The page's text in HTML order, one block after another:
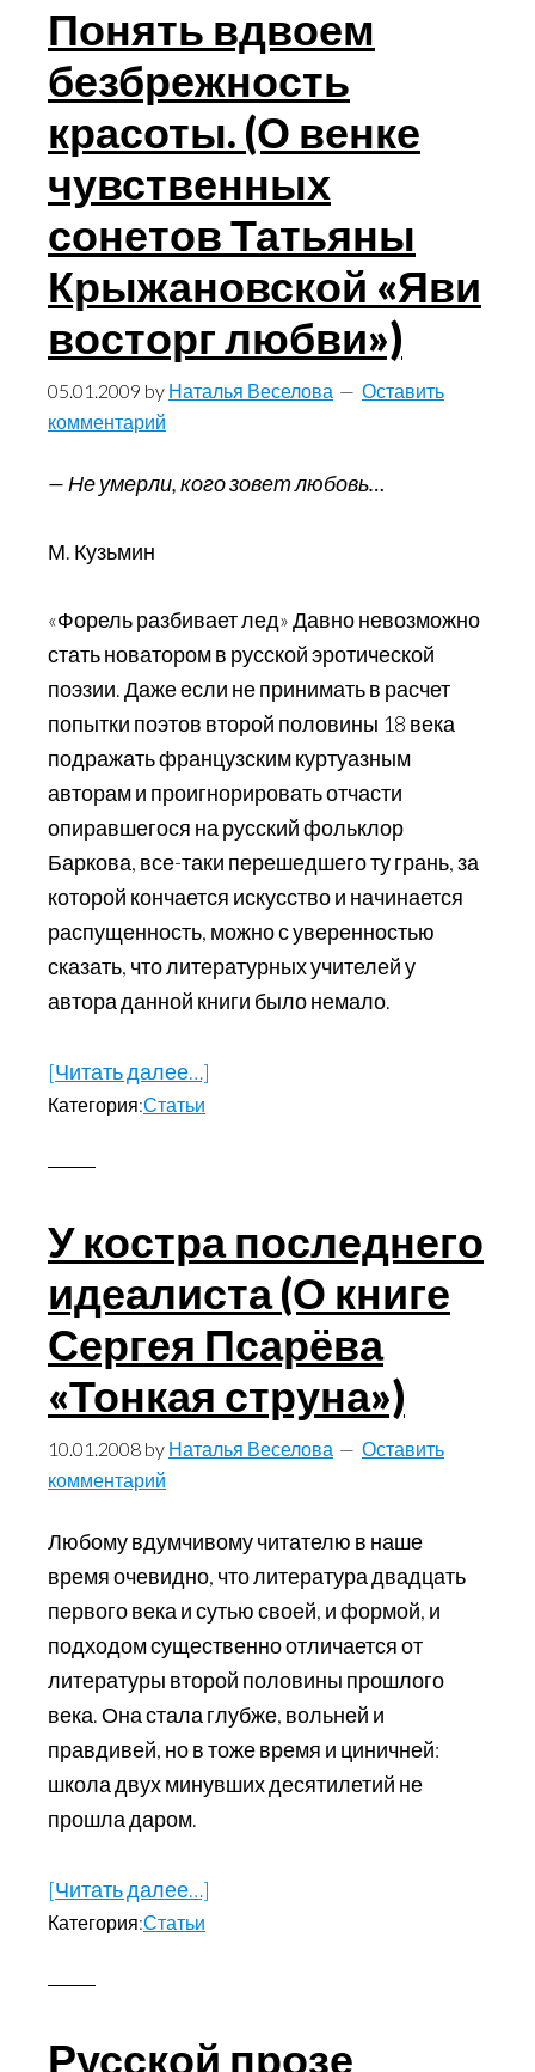
К
поэта
Евгения
Раевского
Понять вдвоем
безбрежность
красоты. (О венке
чувственных
сонетов Татьяны
Крыжановской «Яви
восторг любви»)
05.01.2009 by Наталья Веселова
Оставить
комментарий
— Не умерли, кого зовет любовь…
М. Кузьмин
«Форель разбивает лед» Давно невозможно
стать новатором в русской эротической
поэзии. Даже если не принимать в расчет
попытки поэтов второй половины 18 века
подражать французским куртуазным
авторам и проигнорировать отчасти
опиравшегося на русский фольклор
Баркова, все-таки перешедшего ту грань, за
которой кончается искусство и начинается
распущенность, можно с уверенностью
сказать, что литературных учителей у
автора данной книги было немало.
[Читать далее…]
(О
чувственных
сонетов
Татьяны
Крыжановской
«Яви
Категория:Статьи
У костра последнего
идеалиста (О книге
Сергея Псарёва
«Тонкая струна»)
10.01.2008 by Наталья Веселова
Оставить
комментарий
Любому вдумчивому читателю в наше
время очевидно, что литература двадцать
первого века и сутью своей, и формой, и
подходом существенно отличается от
литературы второй половины прошлого
века. Она стала глубже, вольней и
правдивей, но в тоже время и циничней:
школа двух минувших десятилетий не
прошла даром.
[Читать далее…]
(О
Категория:Статьи
Русской прозе